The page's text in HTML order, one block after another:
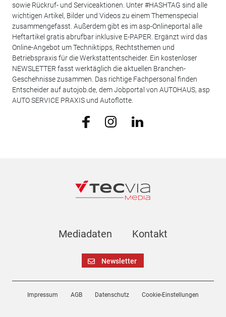
sowie Rückruf- und Serviceaktionen. Unter #HASHTAG sind alle
wichtigen Artikel, Bilder und Videos zu einem Themenspecial
zusammengefasst. Außerdem gibt es im asp-Onlineportal alle
Heftartikel gratis abrufbar inklusive E-PAPER. Ergänzt wird das
Online-Angebot um Techniktipps, Rechtsthemen und
Betriebspraxis für die Werkstattentscheider. Ein kostenloser
NEWSLETTER fasst werktäglich die aktuellen Branchen-
Geschehnisse zusammen. Das richtige Fachpersonal finden
Entscheider auf autojob.de, dem Jobportal von AUTOHAUS, asp
AUTO SERVICE PRAXIS und Autoflotte.
Mediadaten Kontakt
Newsletter
Impressum AGB Datenschutz Cookie-Einstellungen